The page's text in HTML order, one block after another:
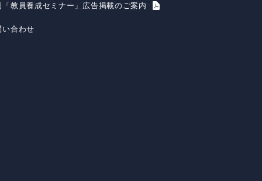
「教員養成セミナー」広告掲載のご案内
い合わせ